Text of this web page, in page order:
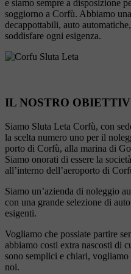
e siamo sempre a disposizione
soggiorno a Corfù. Abbiamo
decappottabili, auto
soddisfare ogni esigenza.
IL NOSTRO
Siamo Sluta Leta Corfù, con
la scelta numero uno per il
porto di Corfù, alla marina di
Siamo onorati di essere la
all’interno dell’aeroporto di
Siamo un’azienda di noleggio
con una grande selezione di
esigenti.
Vogliamo che possiate partire
abbiamo costi extra nascosti di
sono semplici e chiari,
noi.